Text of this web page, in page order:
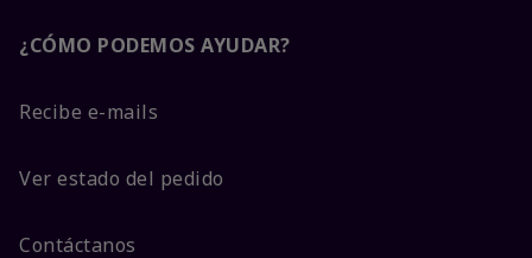
¿CÓMO PODEMOS AYUDAR?
Recibe e-mails
Ver estado del pedido
Contáctanos